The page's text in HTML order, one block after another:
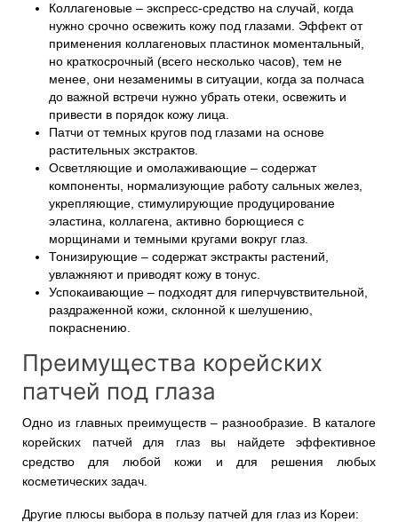
Коллагеновые – экспресс-средство на случай, когда
нужно срочно освежить кожу под глазами. Эффект от
применения коллагеновых пластинок моментальный,
но краткосрочный (всего несколько часов), тем не
менее, они незаменимы в ситуации, когда за полчаса
до важной встречи нужно убрать отеки, освежить и
привести в порядок кожу лица.
Патчи от темных кругов под глазами на основе
растительных экстрактов.
Осветляющие и омолаживающие – содержат
компоненты, нормализующие работу сальных желез,
укрепляющие, стимулирующие продуцирование
эластина, коллагена, активно борющиеся с
морщинами и темными кругами вокруг глаз.
Тонизирующие – содержат экстракты растений,
увлажняют и приводят кожу в тонус.
Успокаивающие – подходят для гиперчувствительной,
раздраженной кожи, склонной к шелушению,
покраснению.
Преимущества корейских
патчей под глаза
Одно из главных преимуществ – разнообразие. В каталоге
корейских патчей для глаз вы найдете эффективное
средство для любой кожи и для решения любых
косметических задач.
Другие плюсы выбора в пользу патчей для глаз из Кореи: